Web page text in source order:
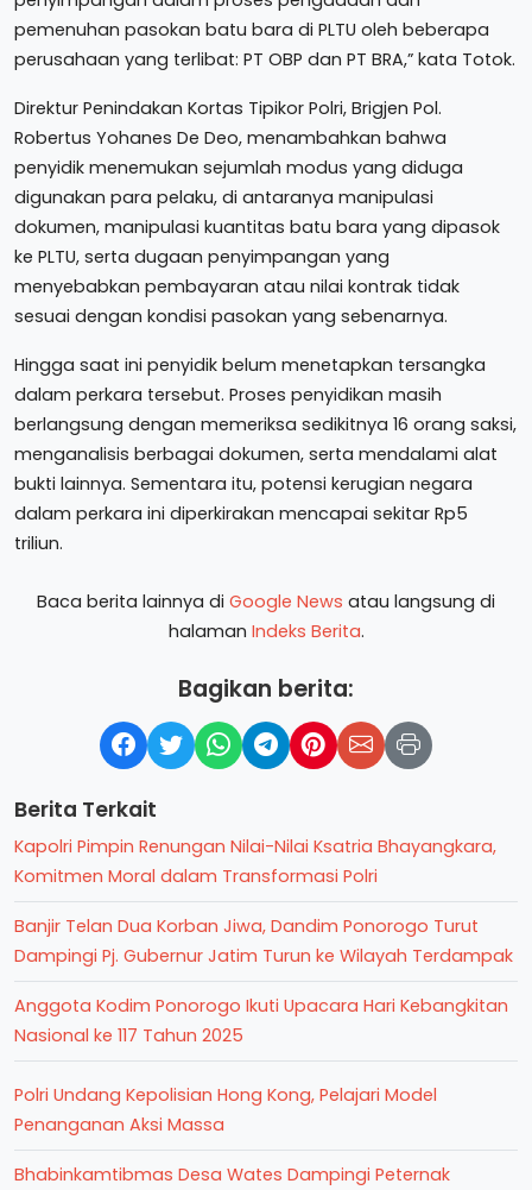
pemenuhan pasokan batu bara di PLTU oleh beberapa
perusahaan yang terlibat: PT OBP dan PT BRA,” kata Totok.
Direktur Penindakan Kortas Tipikor Polri, Brigjen Pol.
Robertus Yohanes De Deo, menambahkan bahwa
penyidik menemukan sejumlah modus yang diduga
digunakan para pelaku, di antaranya manipulasi
dokumen, manipulasi kuantitas batu bara yang dipasok
ke PLTU, serta dugaan penyimpangan yang
menyebabkan pembayaran atau nilai kontrak tidak
sesuai dengan kondisi pasokan yang sebenarnya.
Hingga saat ini penyidik belum menetapkan tersangka
dalam perkara tersebut. Proses penyidikan masih
berlangsung dengan memeriksa sedikitnya 16 orang saksi,
menganalisis berbagai dokumen, serta mendalami alat
bukti lainnya. Sementara itu, potensi kerugian negara
dalam perkara ini diperkirakan mencapai sekitar Rp5
triliun.
Baca berita lainnya di Google News atau langsung di
halaman Indeks Berita.
Bagikan berita:
Berita Terkait
Kapolri Pimpin Renungan Nilai-Nilai Ksatria Bhayangkara,
Komitmen Moral dalam Transformasi Polri
Banjir Telan Dua Korban Jiwa, Dandim Ponorogo Turut
Dampingi Pj. Gubernur Jatim Turun ke Wilayah Terdampak
Anggota Kodim Ponorogo Ikuti Upacara Hari Kebangkitan
Nasional ke 117 Tahun 2025
Polri Undang Kepolisian Hong Kong, Pelajari Model
Penanganan Aksi Massa
Bhabinkamtibmas Desa Wates Dampingi Peternak